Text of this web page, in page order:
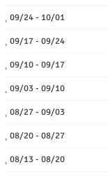
09/24 - 10/01
09/17 - 09/24
09/10 - 09/17
09/03 - 09/10
08/27 - 09/03
08/20 - 08/27
08/13 - 08/20